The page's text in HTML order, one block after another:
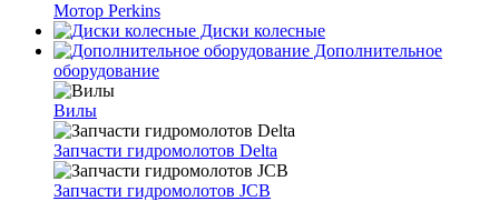
Мотор Perkins
Диски колесные
Дополнительное
оборудование
Вилы
Запчасти гидромолотов Delta
Запчасти гидромолотов JCB